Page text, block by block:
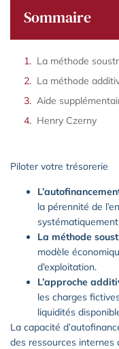
Sommaire
Aide
Henry Czerny
Piloter votre trésorerie
la pérennité de
La méthode
modèle
d’exploitation.
L’approche
les charges
liquidités
La capacité
des ressources internes